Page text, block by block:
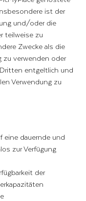
ist der
und/oder die
teilweise zu
Zwecke als die
zu verwenden oder
entgeltlich und
Verwendung zu
eine dauernde und
zur Verfügung
der